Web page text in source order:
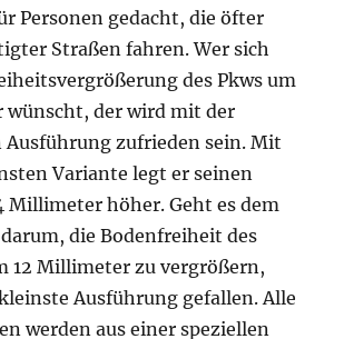
Personen gedacht, die öfter
Straßen fahren. Wer sich
des Pkws um
wünscht, der wird mit der
zufrieden sein. Mit
Variante legt er seinen
Millimeter höher. Geht es dem
die Bodenfreiheit des
12 Millimeter zu vergrößern,
Ausführung gefallen. Alle
werden aus einer speziellen